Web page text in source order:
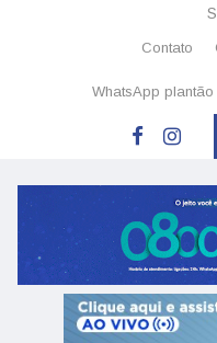
Contato
WhatsApp plantão